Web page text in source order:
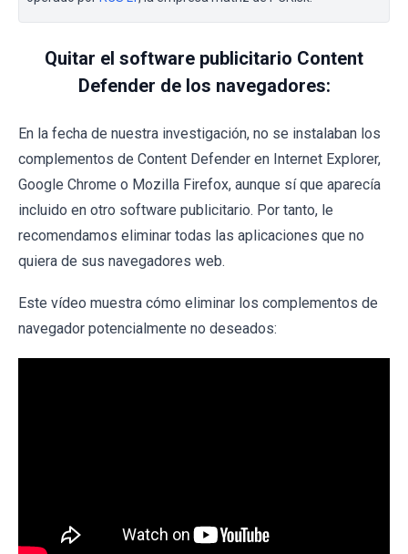
Quitar el software publicitario Content
Defender de los navegadores:
En la fecha de nuestra investigación, no se instalaban los
complementos de Content Defender en Internet Explorer,
Google Chrome o Mozilla Firefox, aunque sí que aparecía
incluido en otro software publicitario. Por tanto, le
recomendamos eliminar todas las aplicaciones que no
quiera de sus navegadores web.
Este vídeo muestra cómo eliminar los complementos de
navegador potencialmente no deseados: